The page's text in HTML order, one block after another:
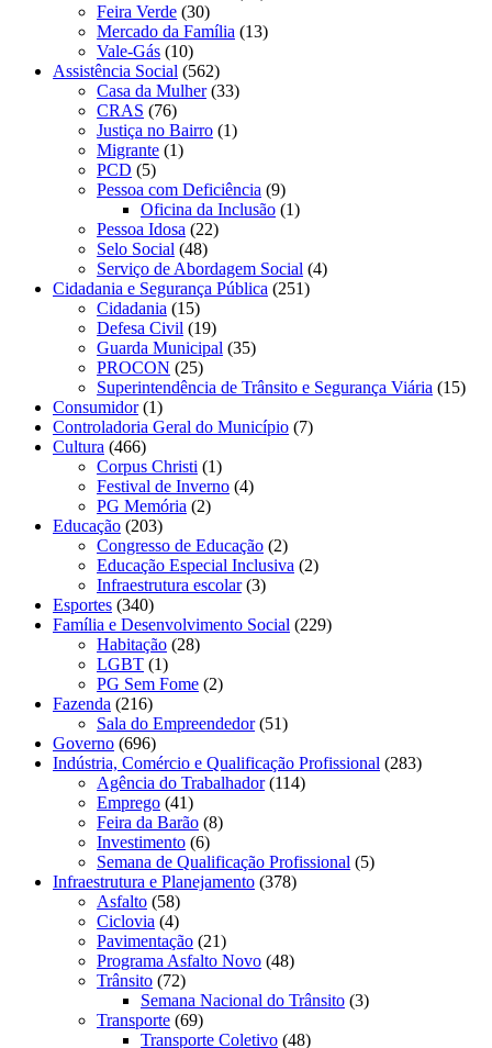
Feira Verde (30)
Mercado da Família (13)
Vale-Gás (10)
Assistência Social (562)
Casa da Mulher(33)
CRAS (76)
Justiça no Bairro (1)
Migrante (1)
PCD (5)
Pessoa com Deficiência (9)
Oficina da Inclusão (1)
Pessoa Idosa (22)
Selo Social (48)
Serviço de Abordagem Social (4)
Cidadania e Segurança Pública (251)
Cidadania (15)
Defesa Civil (19)
Guarda Municipal (35)
PROCON (25)
Superintendência de Trânsito e Segurança Viária (15)
Consumidor(1)
Controladoria Geral do Município (7)
Cultura (466)
Corpus Christi (1)
Festival de Inverno (4)
PG Memória (2)
Educação (203)
Congresso de Educação (2)
Educação Especial Inclusiva (2)
Infraestrutura escolar(3)
Esportes (340)
Família e Desenvolvimento Social (229)
Habitação (28)
LGBT (1)
PG Sem Fome (2)
Fazenda (216)
Sala do Empreendedor(51)
Governo (696)
Indústria, Comércio e Qualificação Profissional (283)
Agência do Trabalhador(114)
Emprego (41)
Feira da Barão (8)
Investimento (6)
Semana de Qualificação Profissional (5)
Infraestrutura e Planejamento (378)
Asfalto (58)
Ciclovia (4)
Pavimentação (21)
Programa Asfalto Novo (48)
Trânsito (72)
Semana Nacional do Trânsito (3)
Transporte (69)
Transporte Coletivo (48)